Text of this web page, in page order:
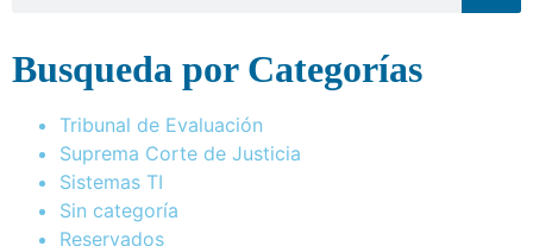
Busqueda por Categorías
Tribunal de Evaluación
Suprema Corte de Justicia
Sistemas TI
Sin categoría
Reservados